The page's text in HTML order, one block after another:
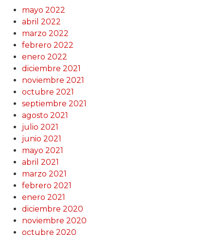
mayo 2022
abril 2022
marzo 2022
febrero 2022
enero 2022
diciembre 2021
noviembre 2021
octubre 2021
septiembre 2021
agosto 2021
julio 2021
junio 2021
mayo 2021
abril 2021
marzo 2021
febrero 2021
enero 2021
diciembre 2020
noviembre 2020
octubre 2020